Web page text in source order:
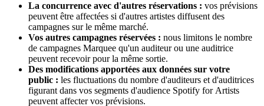
La concurrence avec d'autres réservations : vos prévisions
peuvent être affectées si d'autres artistes diffusent des
campagnes sur le même marché.
Vos autres campagnes réservées : nous limitons le nombre
de campagnes Marquee qu'un auditeur ou une auditrice
peuvent recevoir pour la même sortie.
Des modifications apportées aux données sur votre
public : les fluctuations du nombre d'auditeurs et d'auditrices
figurant dans vos segments d'audience Spotify for Artists
peuvent affecter vos prévisions.